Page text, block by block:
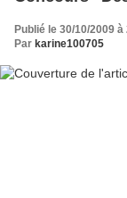
Publié le 30/10/2009 à
Par karine100705